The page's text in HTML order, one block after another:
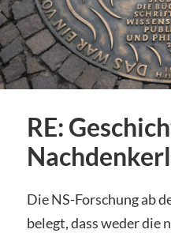
RE:
Die NS-Forschung ab
belegt, dass weder die